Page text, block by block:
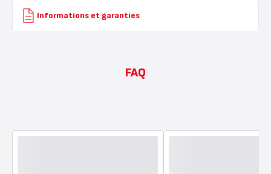
Informations et garanties
FAQ